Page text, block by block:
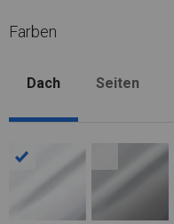
Farben
Dach Seiten